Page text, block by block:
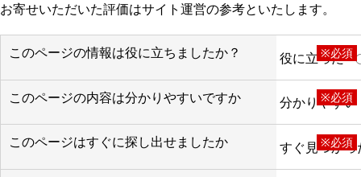
お寄せいただいた評価はサイト運営の参考といたします。
このページの情報は役に立ちましたか？ ※必須
役に立った
このページの内容は分かりやすいですか ※必須
分かりやすい
このページはすぐに探し出せましたか ※必須
すぐ見つかっ